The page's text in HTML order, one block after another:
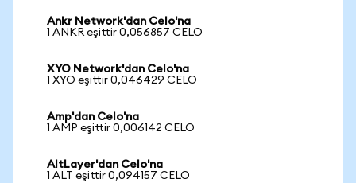
Ankr Network'dan Celo'na
1 ANKR eşittir 0,056857 CELO
XYO Network'dan Celo'na
1 XYO eşittir 0,046429 CELO
Amp'dan Celo'na
1 AMP eşittir 0,006142 CELO
AltLayer'dan Celo'na
1 ALT eşittir 0,094157 CELO